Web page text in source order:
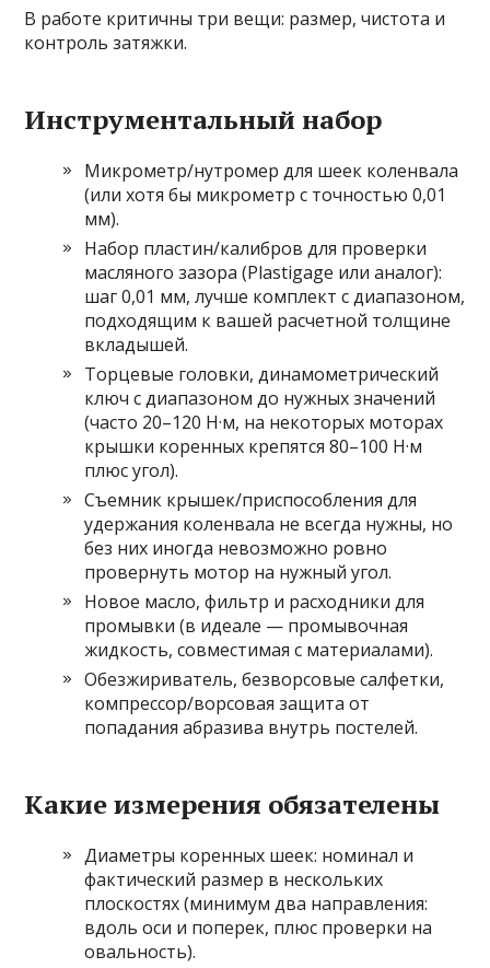
В работе критичны три вещи: размер, чистота и
контроль затяжки.
Инструментальный набор
Микрометр/нутромер для шеек коленвала
(или хотя бы микрометр с точностью 0,01
мм).
Набор пластин/калибров для проверки
масляного зазора (Plastigage или аналог):
шаг 0,01 мм, лучше комплект с диапазоном,
подходящим к вашей расчетной толщине
вкладышей.
Торцевые головки, динамометрический
ключ с диапазоном до нужных значений
(часто 20–120 Н·м, на некоторых моторах
крышки коренных крепятся 80–100 Н·м
плюс угол).
Съемник крышек/приспособления для
удержания коленвала не всегда нужны, но
без них иногда невозможно ровно
провернуть мотор на нужный угол.
Новое масло, фильтр и расходники для
промывки (в идеале — промывочная
жидкость, совместимая с материалами).
Обезжириватель, безворсовые салфетки,
компрессор/ворсовая защита от
попадания абразива внутрь постелей.
Какие измерения обязателены
Диаметры коренных шеек: номинал и
фактический размер в нескольких
плоскостях (минимум два направления:
вдоль оси и поперек, плюс проверки на
овальность).